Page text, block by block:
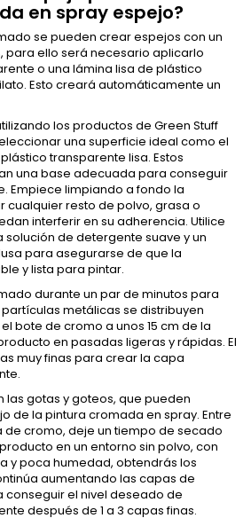
en spray espejo?
se pueden crear espejos con un
para ello será necesario aplicarlo
o una lámina lisa de plástico
Esto creará automáticamente un
los productos de Green Stuff
una superficie ideal como el
transparente lisa. Estos
una base adecuada para conseguir
Empiece limpiando a fondo la
cualquier resto de polvo, grasa o
interferir en su adherencia. Utilice
solución de detergente suave y un
para asegurarse de que la
y lista para pintar.
durante un par de minutos para
metálicas se distribuyen
bote de cromo a unos 15 cm de la
en pasadas ligeras y rápidas. El
muy finas para crear la capa
las gotas y goteos, que pueden
de la pintura cromada en spray. Entre
cromo, deje un tiempo de secado
en un entorno sin polvo, con
y poca humedad, obtendrás los
aumentando las capas de
conseguir el nivel deseado de
después de 1 a 3 capas finas.